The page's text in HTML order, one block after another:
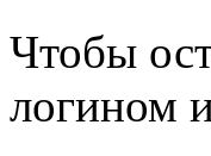
Чтобы
логином